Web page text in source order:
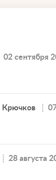
02 сентября
Крючков
28 августа